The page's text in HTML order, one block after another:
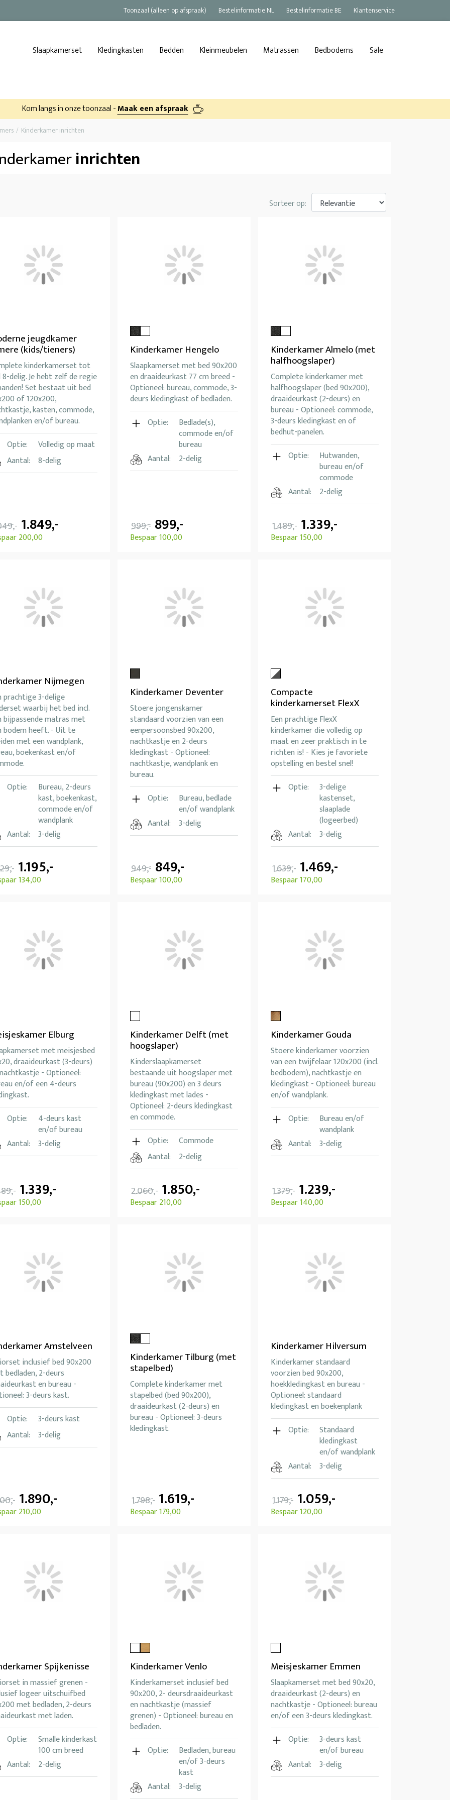
Toonzaal (alleen op afspraak) Bestelinformatie NL Bestelinformatie BE Klantenservice
Slaapkamerset Kledingkasten Bedden Kleinmeubelen Matrassen Bedbodems Sale
Kom langs in onze toonzaal -Maak een afspraak
Kinderkamer inrichten
inrichten
Sorteer op:
jeugdkamer
(kids/tieners)
kinderkamerset tot
8-delig. Je hebt zelf de regie
Set bestaat uit bed
of 120x200,
kasten, commode,
en/of bureau.
Optie:
Volledig op maat
Aantal:
8-delig
1.849,-
200,00
Kinderkamer Hengelo
Slaapkamerset met bed 90x200
en draaideurkast 77 cm breed -
Optioneel: bureau, commode, 3-
deurs kledingkast of bedladen.
Optie:
Bedlade(s),
commode en/of
bureau
Aantal:
2-delig
999,- 899,-
Bespaar 100,00
Kinderkamer Almelo (met
halfhoogslaper)
Complete kinderkamer met
halfhoogslaper (bed 90x200),
draaideurkast (2-deurs) en
bureau - Optioneel: commode,
3-deurs kledingkast en of
bedhut-panelen.
Optie:
Hutwanden,
bureau en/of
commode
Aantal:
2-delig
1.489,- 1.339,-
Bespaar 150,00
Nijmegen
prachtige 3-delige
waarbij het bed incl.
bijpassende matras met
bodem heeft. - Uit te
met een wandplank,
boekenkast en/of
Optie:
Bureau, 2-deurs
kast, boekenkast,
commode en/of
wandplank
Aantal:
3-delig
1.195,-
134,00
Kinderkamer Deventer
Stoere jongenskamer
standaard voorzien van een
eenpersoonsbed 90x200,
nachtkastje en 2-deurs
kledingkast - Optioneel:
nachtkastje, wandplank en
bureau.
Optie:
Bureau, bedlade
en/of wandplank
Aantal:
3-delig
949,- 849,-
Bespaar 100,00
Compacte
kinderkamerset FlexX
Een prachtige FlexX
kinderkamer die volledig op
maat en zeer praktisch in te
richten is! - Kies je favoriete
opstelling en bestel snel!
Optie:
3-delige
kastenset,
slaaplade
(logeerbed)
Aantal:
3-delig
1.639,- 1.469,-
Bespaar 170,00
Elburg
met meisjesbed
draaideurkast (3-deurs)
- Optioneel:
en/of een 4-deurs
Optie:
4-deurs kast
en/of bureau
Aantal:
3-delig
1.339,-
150,00
Kinderkamer Delft (met
hoogslaper)
Kinderslaapkamerset
bestaande uit hoogslaper met
bureau (90x200) en 3 deurs
kledingkast met lades -
Optioneel: 2-deurs kledingkast
en commode.
Optie:
Commode
Aantal:
2-delig
2.060,- 1.850,-
Bespaar 210,00
Kinderkamer Gouda
Stoere kinderkamer voorzien
van een twijfelaar 120x200 (incl.
bedbodem), nachtkastje en
kledingkast - Optioneel: bureau
en/of wandplank.
Optie:
Bureau en/of
wandplank
Aantal:
3-delig
1.379,- 1.239,-
Bespaar 140,00
Amstelveen
inclusief bed 90x200
bedladen, 2-deurs
en bureau -
3-deurs kast.
Optie:
3-deurs kast
Aantal:
3-delig
1.890,-
210,00
Kinderkamer Tilburg (met
stapelbed)
Complete kinderkamer met
stapelbed (bed 90x200),
draaideurkast (2-deurs) en
bureau - Optioneel: 3-deurs
kledingkast.
1.798,- 1.619,-
Bespaar 179,00
Kinderkamer Hilversum
Kinderkamer standaard
voorzien bed 90x200,
hoekkledingkast en bureau -
Optioneel: standaard
kledingkast en boekenplank
Optie:
Standaard
kledingkast
en/of wandplank
Aantal:
3-delig
1.179,- 1.059,-
Bespaar 120,00
Spijkenisse
in massief grenen -
logeer uitschuifbed
met bedladen, 2-deurs
met laden.
Optie:
Smalle kinderkast
100 cm breed
Aantal:
2-delig
Kinderkamer Venlo
Kinderkamerset inclusief bed
90x200, 2- deursdraaideurkast
en nachtkastje (massief
grenen) - Optioneel: bureau en
bedladen.
Optie:
Bedladen, bureau
en/of 3-deurs
kast
Aantal:
3-delig
Meisjeskamer Emmen
Slaapkamerset met bed 90x20,
draaideurkast (2-deurs) en
nachtkastje - Optioneel: bureau
en/of een 3-deurs kledingkast.
Optie:
3-deurs kast
en/of bureau
Aantal:
3-delig